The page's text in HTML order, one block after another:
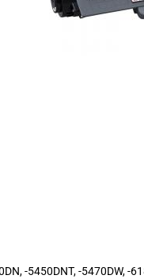
-5450DNT, -5470DW, -